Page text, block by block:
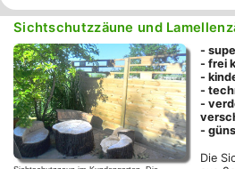
Sichtschutzzäune und
-
- frei
-
-
-
-
Die